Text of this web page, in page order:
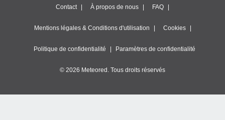
Contact À propos de nous FAQ
Mentions légales & Conditions d'utilisation Cookies
Politique de confidentialité Paramètres de confidentialité
© 2026 Meteored. Tous droits réservés